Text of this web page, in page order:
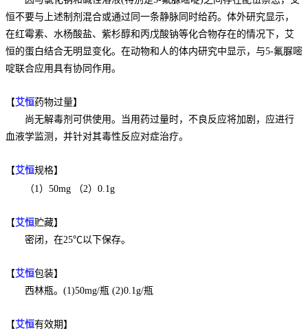
恒不要与上述制剂混合或通过同一条静脉同时给药。体外研究显示，
在红霉素、水杨酸盐、 紫杉醇和丙戊酸钠等化合物存在的情况下，艾
恒的蛋白结合无明显变化。在动物和人的体内研究中显示，与5-氟脲嘧
啶联合应用具有协同作用。
【艾恒药物过量】
尚无解毒剂可供使用。当用药过量时，不良反应将加剧，应进行
血液学监测，并针对其毒性反应对症治疗。
【艾恒规格】
（1）50mg （2）0.1g
【艾恒贮藏】
密闭，在25℃以下保存。
【艾恒包装】
西林瓶。(1)50mg/瓶 (2)0.1g/瓶
【艾恒有效期】